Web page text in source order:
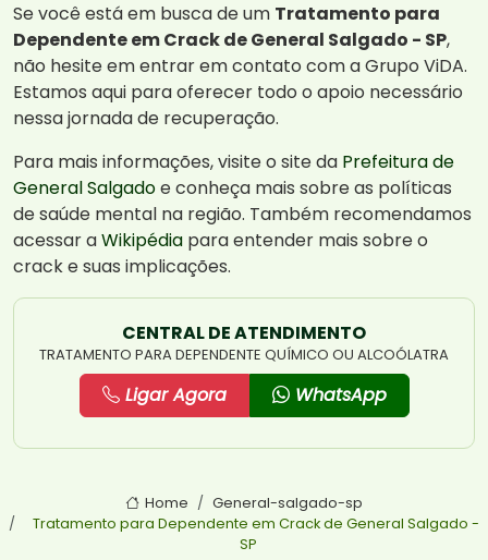
Se você está em busca de um Tratamento para
Dependente em Crack de General Salgado - SP,
não hesite em entrar em contato com a Grupo ViDA.
Estamos aqui para oferecer todo o apoio necessário
nessa jornada de recuperação.
Para mais informações, visite o site da Prefeitura de
General Salgadoe conheça mais sobre as políticas
de saúde mental na região. Também recomendamos
acessar aWikipédia para entender mais sobre o
crack e suas implicações.
CENTRAL DE ATENDIMENTO
TRATAMENTO PARA DEPENDENTE QUÍMICO OU ALCOÓLATRA
Ligar Agora WhatsApp
Home
General-salgado-sp
Tratamento para Dependente em Crack de General Salgado -
SP